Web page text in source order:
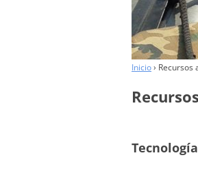
Inicio › Recursos